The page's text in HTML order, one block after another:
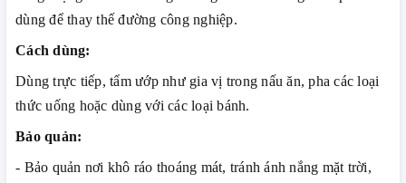
dùng để thay thế đường công nghiệp.
Cách dùng:
Dùng trực tiếp, tẩm ướp như gia vị trong nấu ăn, pha các loại
thức uống hoặc dùng với các loại bánh.
Bảo quản:
- Bảo quản nơi khô ráo thoáng mát, tránh ánh nắng mặt trời,